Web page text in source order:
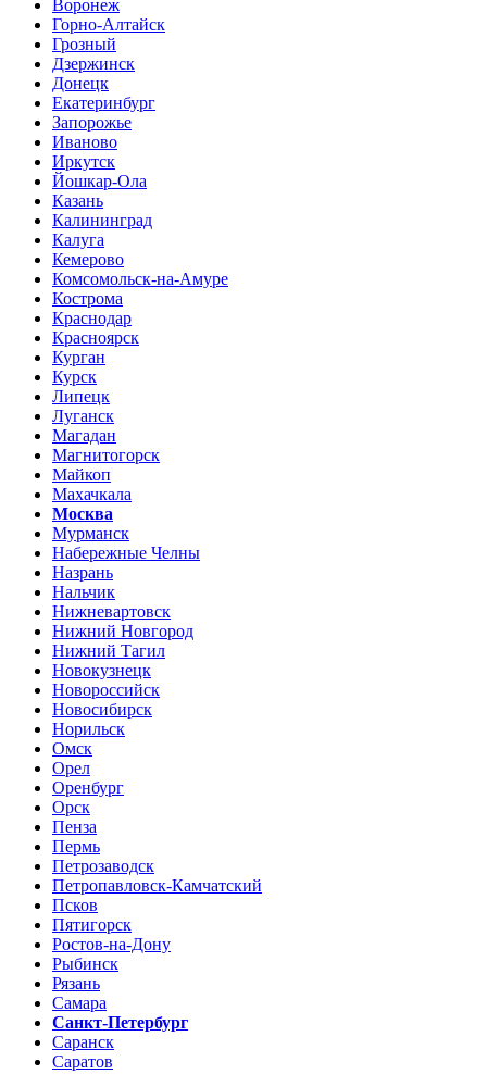
Воронеж
Горно-Алтайск
Грозный
Дзержинск
Донецк
Екатеринбург
Запорожье
Иваново
Иркутск
Йошкар-Ола
Казань
Калининград
Калуга
Кемерово
Комсомольск-на-Амуре
Кострома
Краснодар
Красноярск
Курган
Курск
Липецк
Луганск
Магадан
Магнитогорск
Майкоп
Махачкала
Москва
Мурманск
Набережные Челны
Назрань
Нальчик
Нижневартовск
Нижний Новгород
Нижний Тагил
Новокузнецк
Новороссийск
Новосибирск
Норильск
Омск
Орел
Оренбург
Орск
Пенза
Пермь
Петрозаводск
Петропавловск-Камчатский
Псков
Пятигорск
Ростов-на-Дону
Рыбинск
Рязань
Самара
Санкт-Петербург
Саранск
Саратов